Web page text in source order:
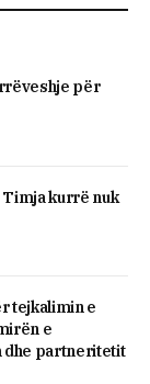
për
Timja kurrë nuk
tejkalimin e
e
dhe partneritetit